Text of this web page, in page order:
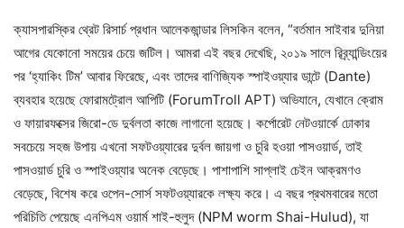
ক্যাসপারস্কির থ্রেট রিসার্চ প্রধান আলেকজান্ডার লিসকিন বলেন, “বর্তমান সাইবার দুনিয়া
আগের যেকোনো সময়ের চেয়ে জটিল। আমরা এই বছর দেখেছি, ২০১৯ সালে রিব্র্যান্ডিংয়ের
পর ‘হ্যাকিং টিম’ আবার ফিরেছে, এবং তাদের বাণিজ্যিক স্পাইওয়্যার ডান্টে (Dante)
ব্যবহার হয়েছে ফোরামট্রোল আপিটি (ForumTroll APT) অভিযানে, যেখানে ক্রোম
ও ফায়ারফক্সের জিরো-ডে দুর্বলতা কাজে লাগানো হয়েছে। কর্পোরেট নেটওয়ার্কে ঢোকার
সবচেয়ে সহজ উপায় এখনো সফটওয়্যারের দুর্বল জায়গা ও চুরি হওয়া পাসওয়ার্ড, তাই
পাসওয়ার্ড চুরি ও স্পাইওয়্যার অনেক বেড়েছে। পাশাপাশি সাপ্লাই চেইন আক্রমণও
বেড়েছে, বিশেষ করে ওপেন-সোর্স সফটওয়্যারকে লক্ষ্য করে। এ বছর প্রথমবারের মতো
পরিচিতি পেয়েছে এনপিএম ওয়ার্ম শাই-হুলুদ (NPM worm Shai-Hulud), যা